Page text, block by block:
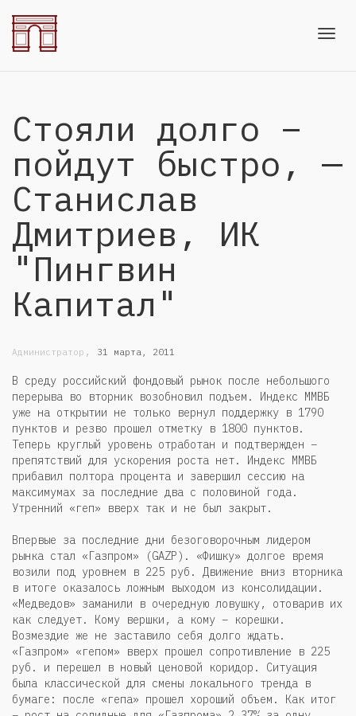
Стояли долго –
пойдут быстро, —
Станислав
Дмитриев, ИК
"Пингвин
Капитал"
Администратор , 31 марта, 2011
В среду российский фондовый рынок после небольшого
перерыва во вторник возобновил подъем. Индекс ММВБ
уже на открытии не только вернул поддержку в 1790
пунктов и резво прошел отметку в 1800 пунктов.
Теперь круглый уровень отработан и подтвержден –
препятствий для ускорения роста нет. Индекс ММВБ
прибавил полтора процента и завершил сессию на
максимумах за последние два с половиной года.
Утренний «геп» вверх так и не был закрыт.
Впервые за последние дни безоговорочным лидером
рынка стал «Газпром» (GAZP). «Фишку» долгое время
возили под уровнем в 225 руб. Движение вниз вторника
в итоге оказалось ложным выходом из консолидации.
«Медведов» заманили в очередную ловушку, отоварив их
как следует. Кому вершки, а кому – корешки.
Возмездие же не заставило себя долго ждать.
«Газпром» «гепом» вверх прошел сопротивление в 225
руб. и перешел в новый ценовой коридор. Ситуация
была классической для смены локального тренда в
бумаге: после «гепа» прошел хороший объем. Как итог